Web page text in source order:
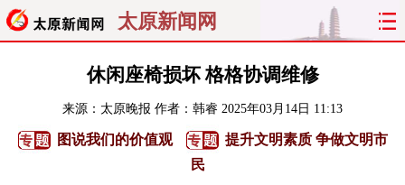
太原新闻网
聚焦 太原
经济 关注 文明 出行
休闲座椅损坏 格格协调维修
来源： 太原晚报 作者：韩睿 2025年03月14日 11:13
图说我们的价值观
提升文明素质 争做文明市
民